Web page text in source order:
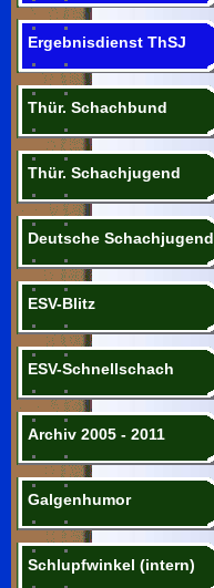
Ergebnisdienst ThSJ
Thür. Schachbund
Thür. Schachjugend
Deutsche Schachjugend
ESV-Blitz
ESV-Schnellschach
Archiv 2005 - 2011
Galgenhumor
Schlupfwinkel (intern)